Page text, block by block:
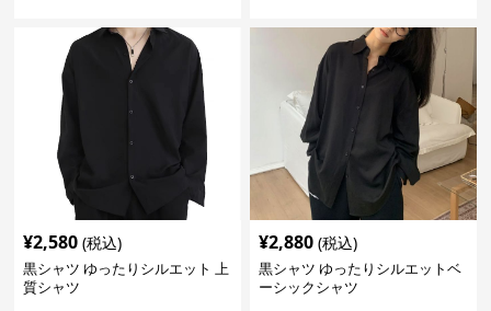
¥2,580 (税込)
黒シャツ ゆったりシルエット 上
質シャツ
¥2,880 (税込)
黒シャツ ゆったりシルエットベ
ーシックシャツ